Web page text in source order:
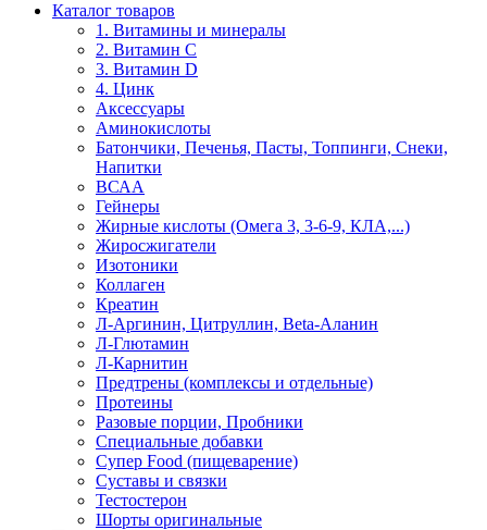
Каталог товаров
1. Витамины и минералы
2. Витамин С
3. Витамин D
4. Цинк
Аксессуары
Аминокислоты
Батончики, Печенья, Пасты, Топпинги, Снеки,
Напитки
ВСАА
Гейнеры
Жирные кислоты (Омега 3, 3-6-9, КЛА,...)
Жиросжигатели
Изотоники
Коллаген
Креатин
Л-Аргинин, Цитруллин, Beta-Аланин
Л-Глютамин
Л-Карнитин
Предтрены (комплексы и отдельные)
Протеины
Разовые порции, Пробники
Специальные добавки
Супер Food (пищеварение)
Суставы и связки
Тестостерон
Шорты оригинальные